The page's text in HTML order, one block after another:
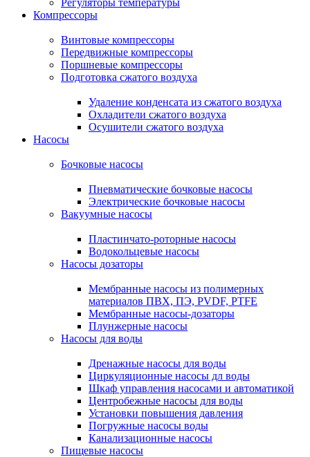
Регуляторы температуры
Компрессоры
Винтовые компрессоры
Передвижные компрессоры
Поршневые компрессоры
Подготовка сжатого воздуха
Удаление конденсата из сжатого воздуха
Охладители сжатого воздуха
Осушители сжатого воздуха
Насосы
Бочковые насосы
Пневматические бочковые насосы
Электрические бочковые насосы
Вакуумные насосы
Пластинчато-роторные насосы
Водокольцевые насосы
Насосы дозаторы
Мембранные насосы из полимерных
материалов ПВХ, ПЭ, PVDF, PTFE
Мембранные насосы-дозаторы
Плунжерные насосы
Насосы для воды
Дренажные насосы для воды
Циркуляционные насосы дл воды
Шкаф управления насосами и автоматикой
Центробежные насосы для воды
Установки повышения давления
Погружные насосы воды
Канализационные насосы
Пищевые насосы